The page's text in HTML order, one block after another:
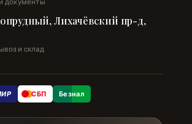
Лихачёвский пр-д,
и склад
СБП Безнал